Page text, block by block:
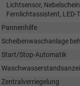
Lichtsensor,
Fernlichtassistent, LED-
Pannenhilfe
Scheibenwaschanlage
Start/Stop-Automatik
Zentralverriegelung